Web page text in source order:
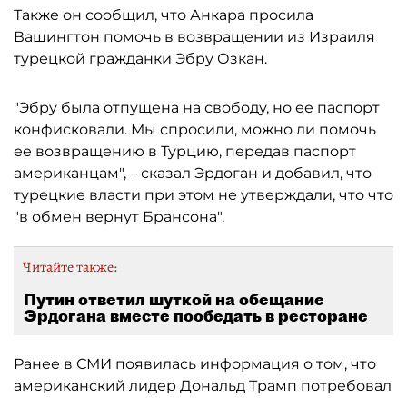
Также он сообщил, что Анкара просила
Вашингтон помочь в возвращении из Израиля
турецкой гражданки Эбру Озкан.
"Эбру была отпущена на свободу, но ее паспорт
конфисковали. Мы спросили, можно ли помочь
ее возвращению в Турцию, передав паспорт
американцам", – сказал Эрдоган и добавил, что
турецкие власти при этом не утверждали, что что
"в обмен вернут Брансона".
Читайте также:
Путин ответил шуткой на обещание
Эрдогана вместе пообедать в ресторане
Ранее в СМИ появилась информация о том, что
американский лидер Дональд Трамп потребовал